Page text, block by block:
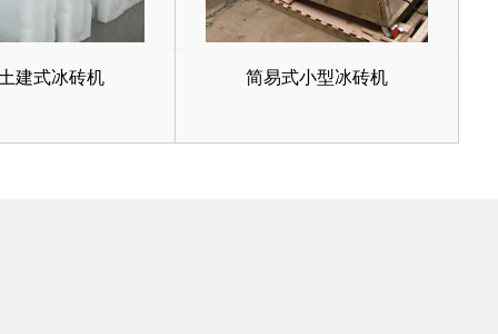
建式冰砖机 简易式小型冰砖机